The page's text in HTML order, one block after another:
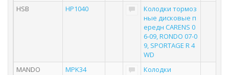
HSB
HP1040
Колодки тормоз
ные дисковые п
ередн CARENS 0
6-09, RONDO 07-0
9, SPORTAGE R 4
WD
MANDO
MPK34 Колодки